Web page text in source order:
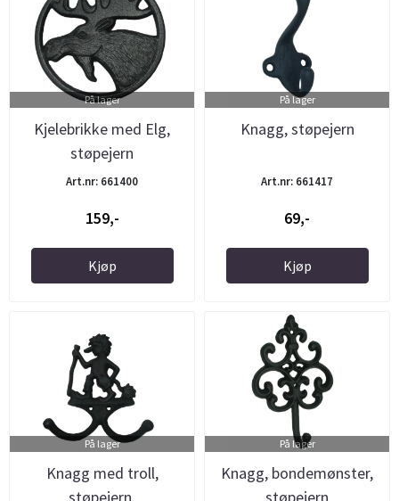
På lager
Kjelebrikke med Elg,
støpejern
Art.nr: 661400
159,-
Kjøp
På lager
Knagg, støpejern
Art.nr: 661417
69,-
Kjøp
På lager
Knagg med troll,
støpejern.
På lager
Knagg, bondemønster,
støpejern